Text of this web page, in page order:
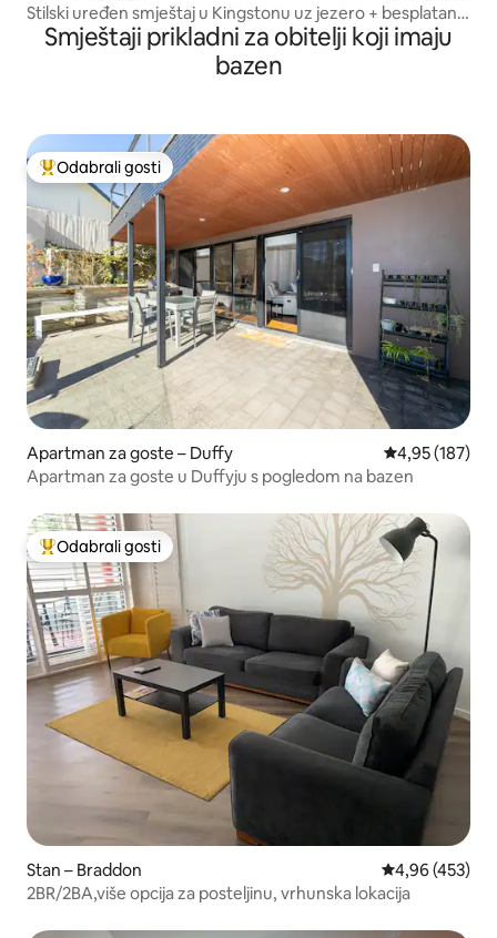
Stilski uređen smještaj u Kingstonu uz jezero + besplatan
parking u podrumu
Smještaji prikladni za obitelji koji imaju
bazen
Među najviše rangiranima s oznakom „Odabrali gosti”
Odabrali gosti
Apartman za goste – Duffy Prosječna
4,95 (187)
Apartman za goste u Duffyju s pogledom na bazen
Među najviše rangiranima s oznakom „Odabrali gosti”
Odabrali gosti
Stan – Braddon Prosječna
4,96 (453)
2BR/2BA,više opcija za posteljinu, vrhunska lokacija